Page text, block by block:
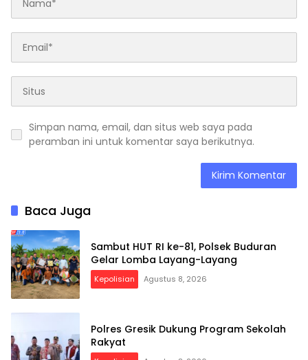
Simpan nama, email, dan situs web saya pada
peramban ini untuk komentar saya berikutnya.
Baca Juga
Sambut HUT RI ke-81, Polsek Buduran
Gelar Lomba Layang-Layang
Kepolisian Agustus 8, 2026
Polres Gresik Dukung Program Sekolah
Rakyat